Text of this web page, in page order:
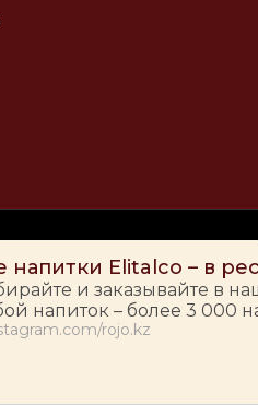
напитки Elitalco – в
и заказывайте в
напиток – более 3 000
rojo.kz